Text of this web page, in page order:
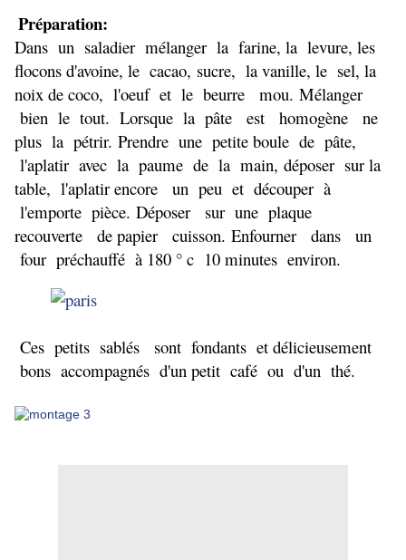
Préparation:
Dans un saladier mélanger la farine, la levure, les
flocons d'avoine, le cacao, sucre, la vanille, le sel, la
noix de coco, l'oeuf et le beurre mou. Mélanger
bien le tout. Lorsque la pâte est homogène ne
plus la pétrir. Prendre une petite boule de pâte,
l'aplatir avec la paume de la main, déposer sur la
table, l'aplatir encore un peu et découper à
l'emporte pièce. Déposer sur une plaque
recouverte de papier cuisson. Enfourner dans un
four préchauffé à 180 ° c 10 minutes environ.
Ces petits sablés sont fondants et délicieusement
bons accompagnés d'un petit café ou d'un thé.